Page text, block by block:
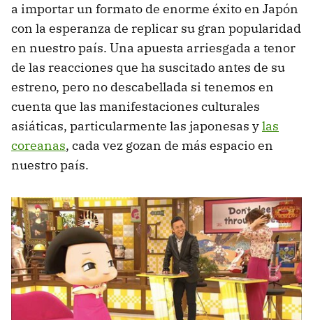
a importar un formato de enorme éxito en Japón
con la esperanza de replicar su gran popularidad
en nuestro país. Una apuesta arriesgada a tenor
de las reacciones que ha suscitado antes de su
estreno, pero no descabellada si tenemos en
cuenta que las manifestaciones culturales
asiáticas, particularmente las japonesas ylas
coreanas, cada vez gozan de más espacio en
nuestro país.